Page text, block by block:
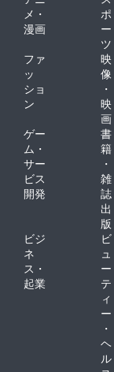
メ・
漫画
ポ
ー
ツ
ファ
ッ
ショ
ン
映
像
・
映
画
ゲー
ム・
サー
ビス
開発
書
籍
・
雑
誌
出
版
ビジ
ネ
ス・
起業
ビ
ュ
ー
テ
ィ
ー
・
ヘ
ル